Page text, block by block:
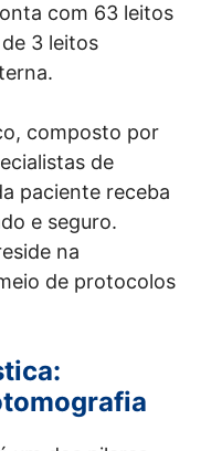
com 63 leitos
3 leitos
composto por
de
paciente receba
e seguro.
na
de protocolos